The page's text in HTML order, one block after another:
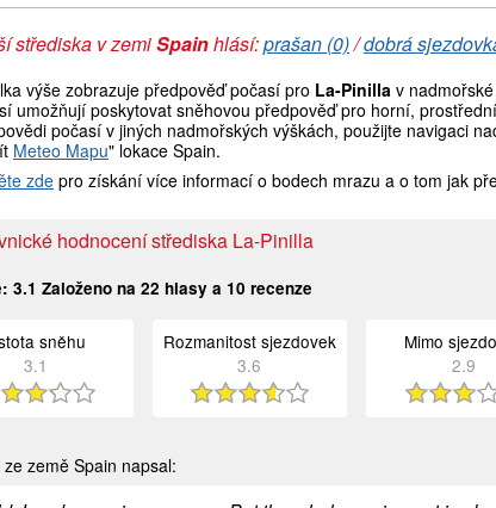
střediska v zemiSpainhlásí:prašan (0)/dobrá
výše zobrazuje předpověď počasí pro La-Pinilla v
umožňují poskytovat sněhovou předpověď pro horní,
počasí v jiných nadmořských výškách, použijte navigaci
Meteo Mapu" lokace Spain.
zde pro získání více informací o bodech mrazu a o tom jak
hodnocení střediska La-Pinilla
3.1 Založeno na 22 hlasy a 10 recenze
sněhu
3.1
Rozmanitost sjezdovek
3.6
Mimo
2.9
ze země Spain napsal: